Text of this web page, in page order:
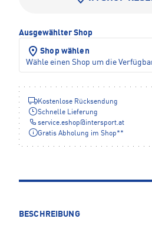
Ausgewählter Shop
Shop wählen
Wähle einen Shop um die
Kostenlose Rücksendung
Schnelle Lieferung
service.eshop@intersport.at
Gratis Abholung im Shop**
BESCHREIBUNG